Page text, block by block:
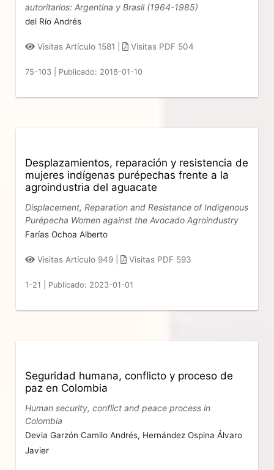
autoritarios: Argentina y Brasil (1964-1985)
del Río Andrés
Visitas Artículo 1581 | Visitas PDF 504
75-103 Publicado: 2018-01-10
Desplazamientos, reparación y resistencia de
mujeres indígenas purépechas frente a la
agroindustria del aguacate
Displacement, Reparation and Resistance of Indigenous
Purépecha Women against the Avocado Agroindustry
Farías Ochoa Alberto
Visitas Artículo 949 | Visitas PDF 593
1-21 Publicado: 2023-01-01
Seguridad humana, conflicto y proceso de
paz en Colombia
Human security, conflict and peace process in
Colombia
Devia Garzón Camilo Andrés, Hernández Ospina Álvaro
Javier